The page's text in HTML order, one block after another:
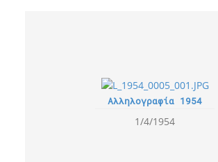
Αλληλογραφία 1954
1/4/1954